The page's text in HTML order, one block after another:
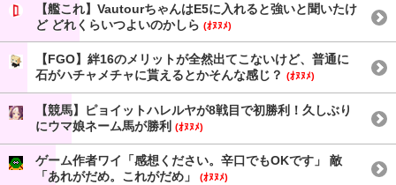
【艦これ】VautourちゃんはE5に入れると強いと聞いたけ
ど どれくらいつよいのかしら (ｵﾇﾇﾒ)
【FGO】絆16のメリットが全然出てこないけど、普通に
石がハチャメチャに貰えるとかそんな感じ？ (ｵﾇﾇﾒ)
【競馬】ピョイットハレルヤが8戦目で初勝利！久しぶり
にウマ娘ネーム馬が勝利 (ｵﾇﾇﾒ)
ゲーム作者ワイ「感想ください。辛口でもOKです」 敵
「あれがだめ。これがだめ」
(ｵﾇﾇﾒ)